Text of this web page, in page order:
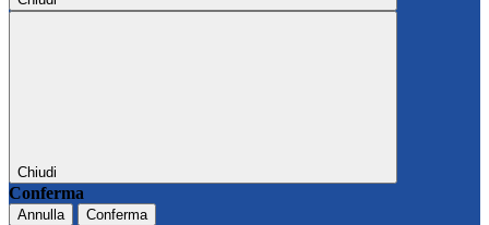
Chiudi
Conferma
Annulla Conferma